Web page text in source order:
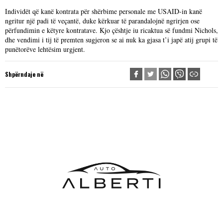
Individët që kanë kontrata për shërbime personale me USAID-in kanë
ngritur një padi të veçantë, duke kërkuar të parandalojnë ngrirjen ose
përfundimin e këtyre kontratave. Kjo çështje iu ricaktua së fundmi Nichols,
dhe vendimi i tij të premten sugjeron se ai nuk ka gjasa t’i japë atij grupi të
punëtorëve lehtësim urgjent.
Shpërndaje në